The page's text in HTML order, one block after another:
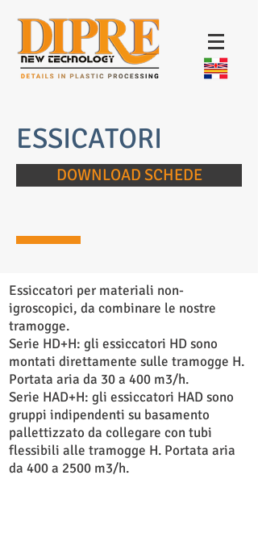
Essiccatori per materiali non-
igroscopici, da combinare le nostre
tramogge.
Serie HD+H: gli essiccatori HD sono
montati direttamente sulle tramogge H.
Portata aria da 30 a 400 m3/h.
Serie HAD+H: gli essiccatori HAD sono
gruppi indipendenti su basamento
pallettizzato da collegare con tubi
flessibili alle tramogge H. Portata aria
da 400 a 2500 m3/h.
ESSICATORI
DOWNLOAD SCHEDE